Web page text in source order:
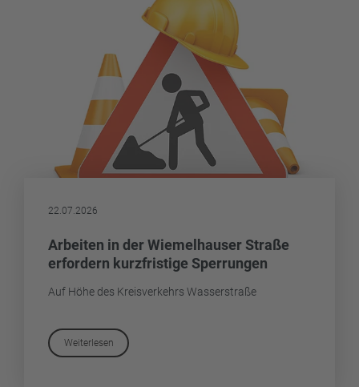
22.07.2026
Arbeiten in der Wiemelhauser Straße
erfordern kurzfristige Sperrungen
Auf Höhe des Kreisverkehrs Wasserstraße
Weiterlesen